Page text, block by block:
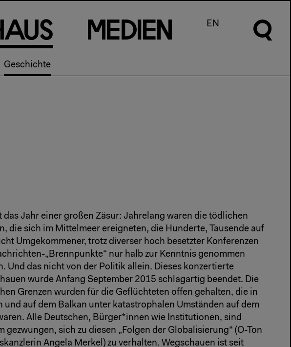
aus
Geschichte
m e d en EN
das Jahr einer großen Zäsur: Jahrelang waren die tödlichen
die sich im Mittelmeer ereigneten, die Hunderte, Tausende auf
Umgekommener, trotz diverser hoch besetzter Konferenzen
„Brennpunkte“ nur halb zur Kenntnis genommen
Und das nicht von der Politik allein. Dieses konzertierte
wurde Anfang September 2015 schlagartig beendet. Die
Grenzen wurden für die Geflüchteten offen gehalten, die in
und auf dem Balkan unter katastrophalen Umständen auf dem
Alle Deutschen, Bürger*innen wie Institutionen, sind
gezwungen, sich zu diesen „Folgen der Globalisierung“ (O-Ton
Angela Merkel) zu verhalten. Wegschauen ist seit